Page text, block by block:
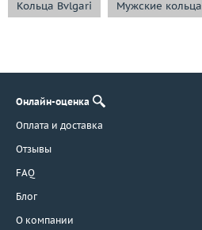
Кольца Bvlgari Мужские кольца
Онлайн-оценка
Оплата и доставка
Отзывы
FAQ
Блог
О компании